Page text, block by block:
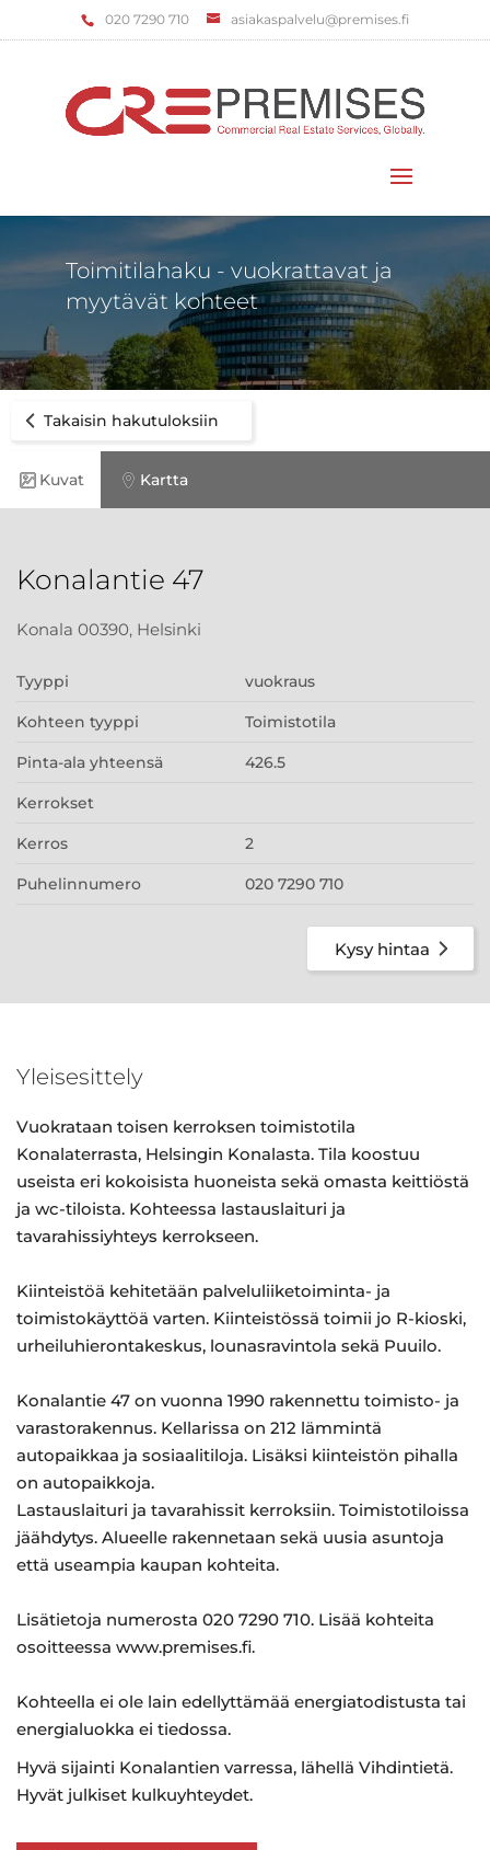
‌020 7290 710 asiakaspalvelu@premises.fi
Toimitilahaku - vuokrattavat ja
myytävät kohteet
Takaisin hakutuloksiin
Kuvat Kartta
Konalantie 47
Konala 00390, Helsinki
Tyyppi vuokraus
Kohteen tyyppi Toimistotila
Pinta-ala yhteensä 426.5
Kerrokset
Kerros 2
Puhelinnumero 020 7290 710
Kysy hintaa
Yleisesittely
Vuokrataan toisen kerroksen toimistotila
Konalaterrasta, Helsingin Konalasta. Tila koostuu
useista eri kokoisista huoneista sekä omasta keittiöstä
ja wc-tiloista. Kohteessa lastauslaituri ja
tavarahissiyhteys kerrokseen.
Kiinteistöä kehitetään palveluliiketoiminta- ja
toimistokäyttöä varten. Kiinteistössä toimii jo R-kioski,
urheiluhierontakeskus, lounasravintola sekä Puuilo.
Konalantie 47 on vuonna 1990 rakennettu toimisto- ja
varastorakennus. Kellarissa on 212 lämmintä
autopaikkaa ja sosiaalitiloja. Lisäksi kiinteistön pihalla
on autopaikkoja.
Lastauslaituri ja tavarahissit kerroksiin. Toimistotiloissa
jäähdytys. Alueelle rakennetaan sekä uusia asuntoja
että useampia kaupan kohteita.
Lisätietoja numerosta 020 7290 710. Lisää kohteita
osoitteessa www.premises.fi.
Kohteella ei ole lain edellyttämää energiatodistusta tai
energialuokka ei tiedossa.
Hyvä sijainti Konalantien varressa, lähellä Vihdintietä.
Hyvät julkiset kulkuyhteydet.